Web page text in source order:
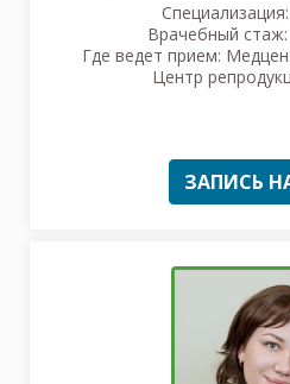
Врачебный стаж:
Где ведет прием:
Центр
ЗАПИСЬ